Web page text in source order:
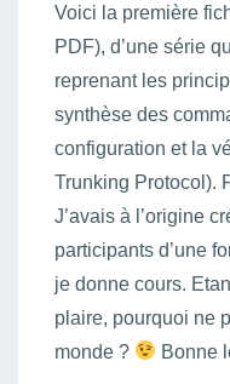
Voici la première
PDF), d’une série
reprenant les
synthèse des
configuration et la
Trunking Protocol).
J’avais à l’origine
participants d’une
je donne cours.
plaire, pourquoi ne
monde ?
Bonne